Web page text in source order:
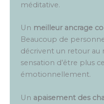
méditative.
Un meilleur ancrage
Beaucoup de
décrivent un retour au
sensation d’être plus
émotionnellement.
Un apaisement des